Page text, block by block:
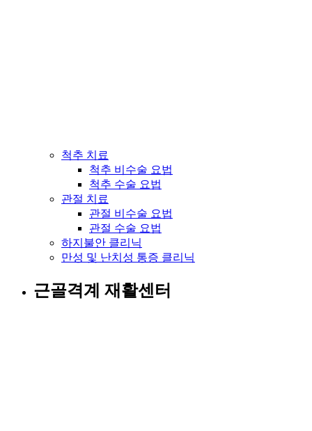
척추 치료
척추 비수술 요법
척추 수술 요법
관절 치료
관절 비수술 요법
관절 수술 요법
하지불안 클리닉
만성 및 난치성 통증 클리닉
근골격계 재활센터